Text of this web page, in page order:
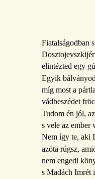
Fiatalságodban
elintézted egy
Egyik
míg most a
vádbeszédet
Tudom én jól,
s vele az ember
Nem így te, aki
azóta rúgsz,
nem engedi
s Madách Imrét